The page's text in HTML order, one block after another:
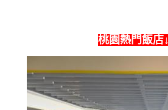
桃園熱門飯店